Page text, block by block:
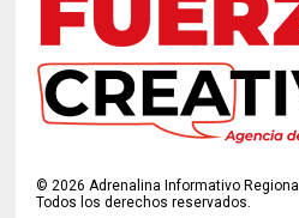
©2026 Adrenalina Informativo Regional
Todos los derechos reservados.